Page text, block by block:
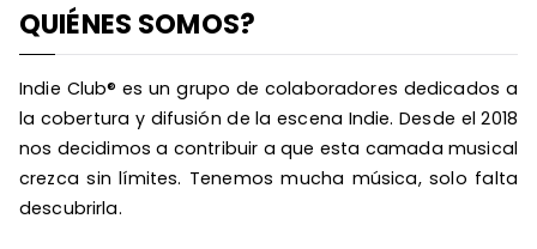
QUIÉNES SOMOS?
Indie Club® es un grupo de colaboradores dedicados a
la cobertura y difusión de la escena Indie. Desde el 2018
nos decidimos a contribuir a que esta camada musical
crezca sin límites. Tenemos mucha música, solo falta
descubrirla.